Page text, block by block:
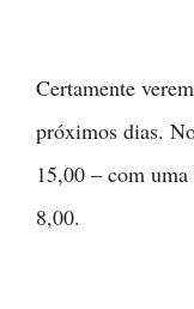
Certamente
próximos dias.
15,00 – com
8,00.